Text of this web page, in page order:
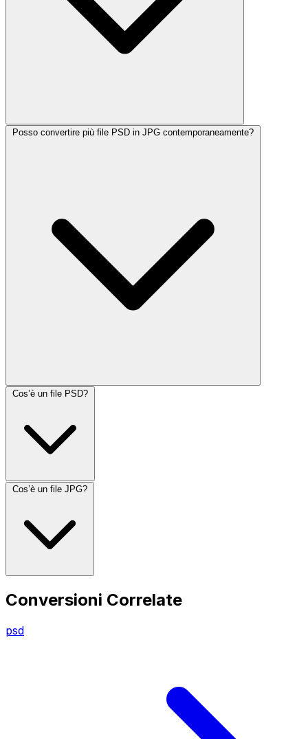
Posso convertire più file PSD in JPG contemporaneamente?
Cos’è un file PSD?
Cos’è un file JPG?
Conversioni Correlate
psd